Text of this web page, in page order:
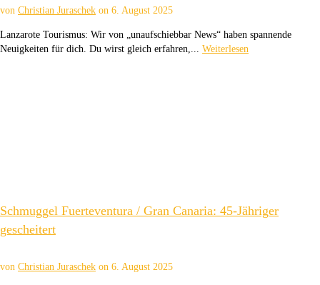
von Christian Juraschek on 6. August 2025
Lanzarote Tourismus: Wir von „unaufschiebbar News“ haben spannende
Neuigkeiten für dich. Du wirst gleich erfahren,... Weiterlesen
Schmuggel Fuerteventura / Gran Canaria: 45-Jähriger
gescheitert
von Christian Juraschek on 6. August 2025